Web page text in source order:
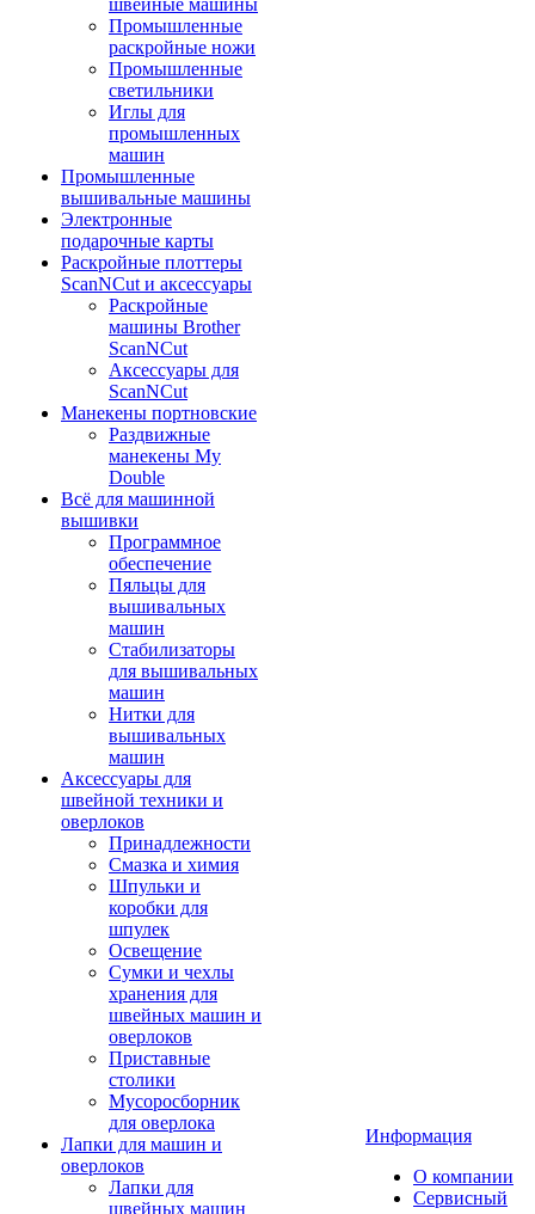
швейные машины
Промышленные
раскройные ножи
Промышленные
светильники
Иглы для
промышленных
машин
Промышленные
вышивальные машины
Электронные
подарочные карты
Раскройные плоттеры
ScanNCut и аксессуары
Раскройные
машины Brother
ScanNCut
Аксессуары для
ScanNCut
Манекены портновские
Раздвижные
манекены My
Double
Всё для машинной
вышивки
Программное
обеспечение
Пяльцы для
вышивальных
машин
Стабилизаторы
для вышивальных
машин
Нитки для
вышивальных
машин
Аксессуары для
швейной техники и
оверлоков
Принадлежности
Смазка и химия
Шпульки и
коробки для
шпулек
Освещение
Сумки и чехлы
хранения для
швейных машин и
оверлоков
Приставные
столики
Мусоросборник
для оверлока
Лапки для машин и
оверлоков
Лапки для
швейных машин
Информация
О компании
Сервисный